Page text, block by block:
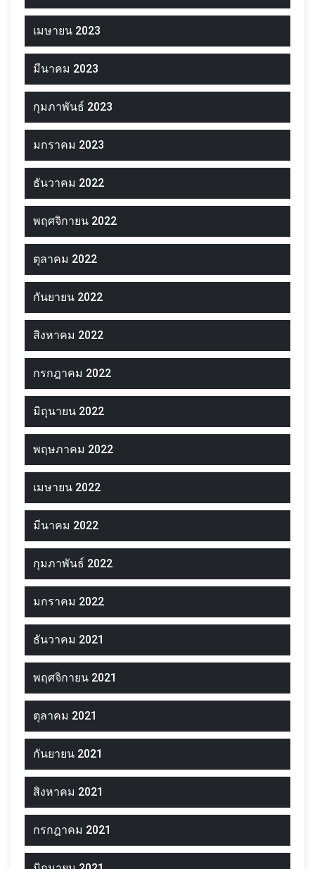
เมษายน 2023
มีนาคม 2023
กุมภาพันธ์ 2023
มกราคม 2023
ธันวาคม 2022
พฤศจิกายน 2022
ตุลาคม 2022
กันยายน 2022
สิงหาคม 2022
กรกฎาคม 2022
มิถุนายน 2022
พฤษภาคม 2022
เมษายน 2022
มีนาคม 2022
กุมภาพันธ์ 2022
มกราคม 2022
ธันวาคม 2021
พฤศจิกายน 2021
ตุลาคม 2021
กันยายน 2021
สิงหาคม 2021
กรกฎาคม 2021